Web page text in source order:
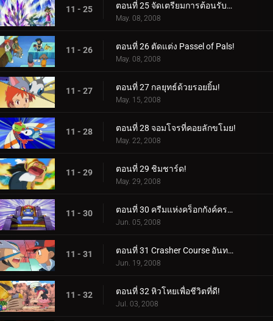
11 - 25 ตอนที่ 25 จัดเตรียมการต้อนรับฮีโร่!
May. 08, 2008
11 - 26 ตอนที่ 26 ตัดแต่ง Passel of Pals!
May. 08, 2008
11 - 27 ตอนที่ 27 กลยุทธ์ด้วยรอยยิ้ม!
May. 15, 2008
11 - 28 ตอนที่ 28 จอมโจรที่คอยลักขโมย!
May. 22, 2008
11 - 29 ตอนที่ 29 ชิมชาร์ด!
May. 29, 2008
11 - 30 ตอนที่ 30 ครีมแห่งคร็อกกังค์ครอป!
Jun. 05, 2008
11 - 31 ตอนที่ 31 Crasher Course อันทรงพลัง!
Jun. 19, 2008
11 - 32 ตอนที่ 32 หิวโหยเพื่อชีวิตที่ดี!
Jul. 03, 2008